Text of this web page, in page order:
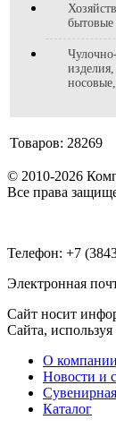
бытовые
Товаров: 28269
© 2010-2026
Все права
Телефон: +7
Электронная
Сайт носит
Сайта,
О компании
Новости и
Каталог